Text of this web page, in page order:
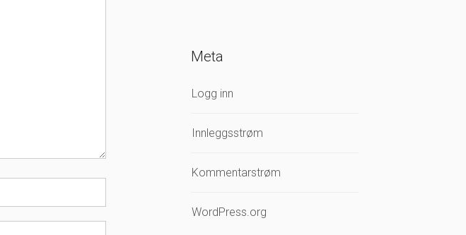
Meta
Logg inn
Innleggsstrøm
Kommentarstrøm
WordPress.org